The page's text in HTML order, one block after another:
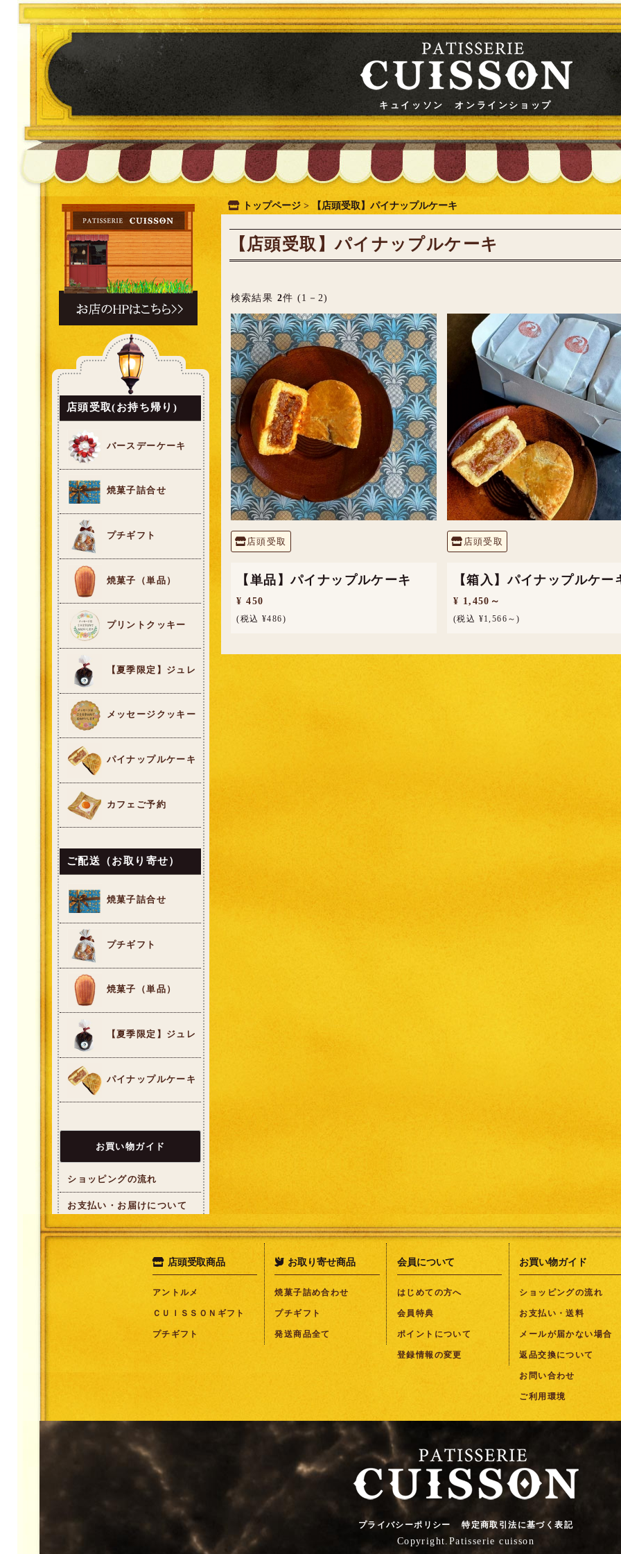
キュイッソン オンラインショップ
店頭受取(お持ち帰り)
バースデーケーキ
焼菓子詰合せ
プチギフト
焼菓子（単品）
プリントクッキー
【夏季限定】ジュレ
メッセージクッキー
パイナップルケーキ
カフェご予約
ご配送（お取り寄せ）
焼菓子詰合せ
プチギフト
焼菓子（単品）
【夏季限定】ジュレ
パイナップルケーキ
お買い物ガイド
ショッピングの流れ
お支払い・お届けについて
メールが届かない場合
Instagram
トップページ> 【店頭受取】パイナップルケーキ
【店頭受取】パイナップルケーキ
検索結果 2件 (1－2)
店頭受取
【単品】パイナップルケーキ
¥ 450
(税込 ¥486)
店頭受取
【箱入】パイナップルケー
¥ 1,450～
(税込 ¥1,566～)
店頭受取商品
アントルメ
ＣＵＩＳＳＯＮギフト
プチギフト
お取り寄せ商品
焼菓子詰め合わせ
プチギフト
発送商品全て
会員について
はじめての方へ
会員特典
ポイントについて
登録情報の変更
お買い物ガイド
ショッピングの流れ
お支払い・送料
メールが届かない場合
返品交換について
お問い合わせ
ご利用環境
プライバシーポリシー 特定商取引法に基づく表記
Copyright.Patisserie cuisson